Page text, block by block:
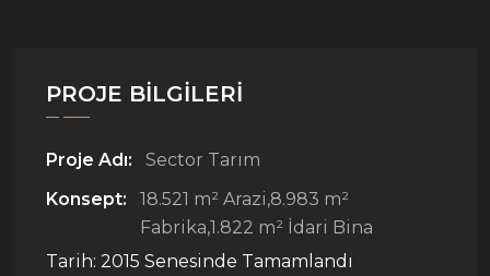
PROJE BILGILERI
Proje Adı:
Sector Tarım
Konsept:
18.521 m² Arazi,8.983 m²
Fabrika,1.822 m² İdari Bina
Tarih: 2015 Senesinde Tamamlandı